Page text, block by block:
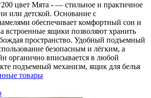
цвет Мята - — стильное и практичное
или детской. Основание с
обеспечивает комфортный сон и
встроенные ящики позволяют хранить
пространство. Удобный подъемный
безопасным и лёгким, а
органично вписывается в любой
подъемный механизм, ящик для белья
товары